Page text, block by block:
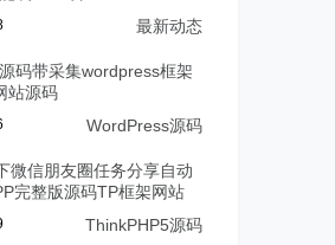
最新动态
码带采集wordpress框架
站源码
WordPress源码
微信朋友圈任务分享自动
完整版源码TP框架网站
ThinkPHP5源码